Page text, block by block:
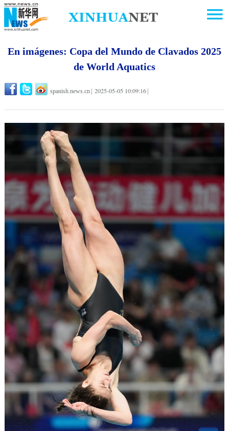
En imágenes: Copa del Mundo de Clavados 2025
de World Aquatics
spanish.news.cn 2025-05-05 10:09:16